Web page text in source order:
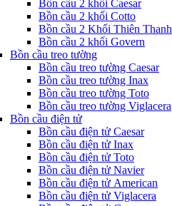
Bồn cầu 2 khối Caesar
Bồn cầu 2 khối Cotto
Bồn cầu 2 Khối Thiên Thanh
Bồn cầu 2 khối Govern
Bồn cầu treo tường
Bồn cầu treo tường Caesar
Bồn cầu treo tường Inax
Bồn cầu treo tường Toto
Bồn cầu treo tường Viglacera
Bồn cầu điện tử
Bồn cầu điện tử Caesar
Bồn cầu điện tử Inax
Bồn cầu điện tử Toto
Bồn cầu điện tử Navier
Bồn cầu điện tử American
Bồn cầu điện tử Viglacera